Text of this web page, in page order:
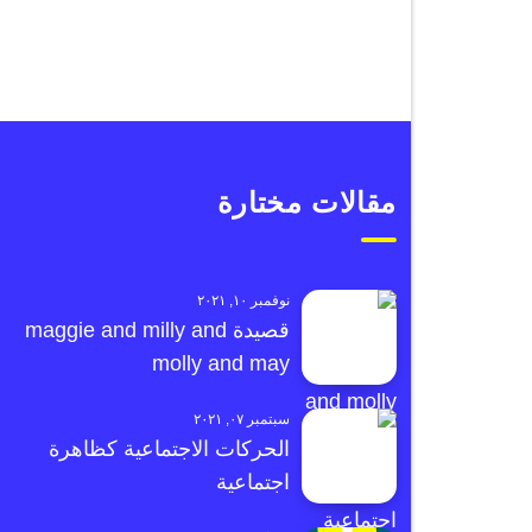
مقالات مختارة
نوفمبر ١٠, ٢٠٢١
قصيدة maggie and milly and
molly and may
سبتمبر ٠٧, ٢٠٢١
الحركات الاجتماعية كظاهرة
اجتماعية